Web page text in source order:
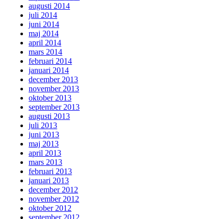
augusti 2014
juli 2014
juni 2014
maj 2014
april 2014
mars 2014
februari 2014
januari 2014
december 2013
november 2013
oktober 2013
september 2013
augusti 2013
juli 2013
juni 2013
maj 2013
april 2013
mars 2013
februari 2013
januari 2013
december 2012
november 2012
oktober 2012
september 2012